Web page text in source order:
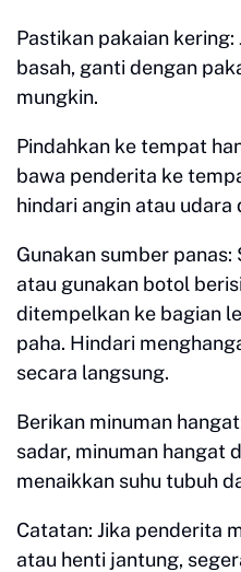
Pastikan pakaian
basah, ganti dengan
mungkin.
Pindahkan ke tempat
bawa penderita ke
hindari angin atau udara
Gunakan sumber
atau gunakan botol
ditempelkan ke bagian
paha. Hindari
secara langsung.
Berikan minuman
sadar, minuman hangat
menaikkan suhu tubuh
Catatan: Jika penderita
atau henti jantung,